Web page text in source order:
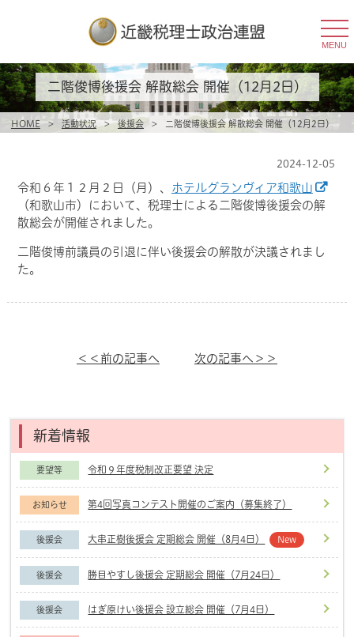
MENU
HOME > 活動状況 > 後援会 > 二階俊博後援会 解散総会 開催（12月2日）
二階俊博後援会 解散総会 開催（12月2日）
2024-12-05
令和６年１２月２日（月）、 ホテルグランヴィア和歌山
（和歌山市）において、 税理士による二階俊博後援会の解
散総会が開催されました。
二階俊博前議員の引退に伴い後援会の解散が決議されまし
た。
＜＜前の記事へ 次の記事へ＞＞
新着情報
要望等 令和９年度税制改正要望 決定
お知らせ 第4回写真コンテスト開催のご案内（募集終了）
後援会 大串正樹後援会 定期総会 開催（8月4日） New
後援会 勝目やすし後援会 定期総会 開催（7月24日）
後援会 はぎ原けい後援会 設立総会 開催（7月4日）